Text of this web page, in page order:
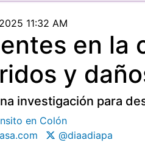
11:32 AM
en la
y
investigación para
en Colón
@diaadiapa